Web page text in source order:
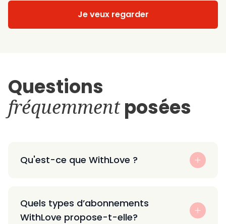
Je veux regarder
Questions
fréquemmentposées
Qu'est-ce que WithLove ?
Quels types d’abonnements
WithLove propose-t-elle?